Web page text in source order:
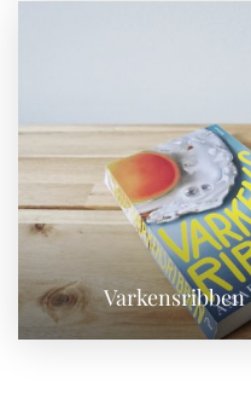
Varkensribben